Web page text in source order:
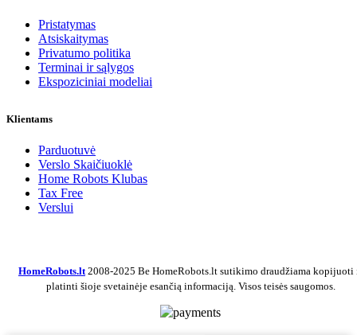
Pristatymas
Atsiskaitymas
Privatumo politika
Terminai ir sąlygos
Ekspoziciniai modeliai
Klientams
Parduotuvė
Verslo Skaičiuoklė
Home Robots Klubas
Tax Free
Verslui
HomeRobots.lt 2008-2025 Be HomeRobots.lt sutikimo draudžiama kopijuoti
platinti šioje svetainėje esančią informaciją. Visos teisės saugomos.